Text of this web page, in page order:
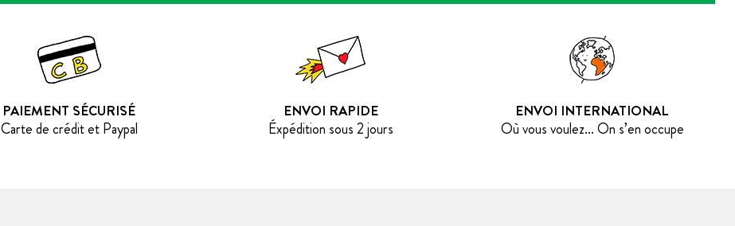
PAIEMENT SÉCURISÉ
Carte de crédit et Paypal
ENVOI RAPIDE
Éxpédition sous 2 jours
ENVOI INTERNATIONAL
Où vous voulez... On s’en occupe